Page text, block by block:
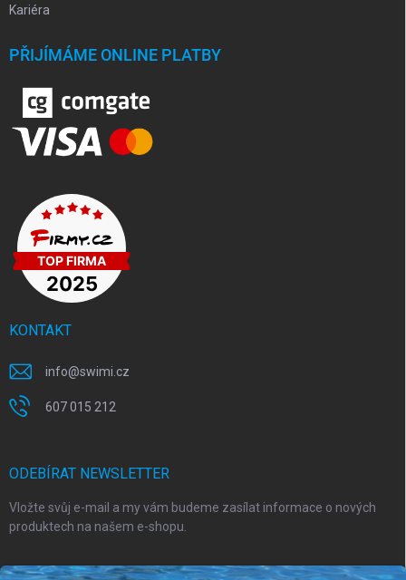
Kariéra
PŘIJÍMÁME ONLINE PLATBY
KONTAKT
info@swimi.cz
607 015 212
ODEBÍRAT NEWSLETTER
Vložte svůj e-mail a my vám budeme zasílat informace o nových
produktech na našem e-shopu.